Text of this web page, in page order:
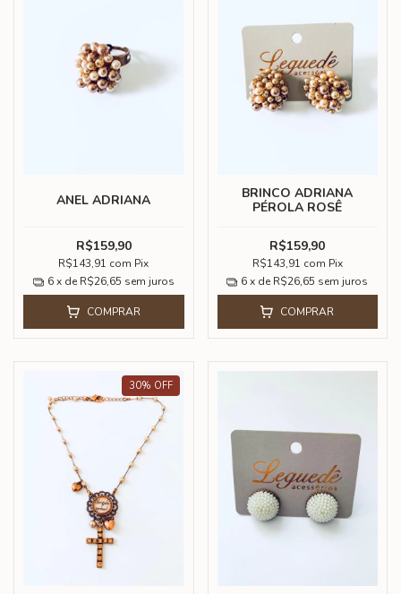
ANEL ADRIANA
R$159,90
R$143,91 com Pix
6 x de R$26,65 sem juros
COMPRAR
BRINCO ADRIANA
PÉROLA ROSÊ
R$159,90
R$143,91 com Pix
6 x de R$26,65 sem juros
COMPRAR
30% OFF